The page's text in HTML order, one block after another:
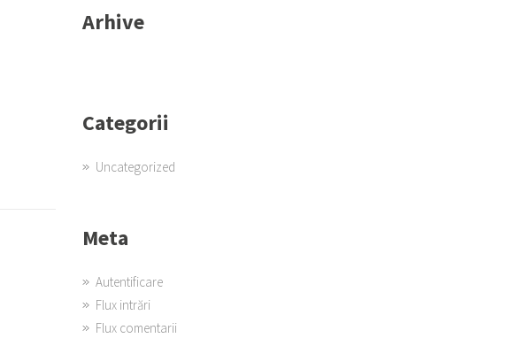
Arhive
Categorii
Uncategorized
Meta
Autentificare
Flux intrări
Flux comentarii